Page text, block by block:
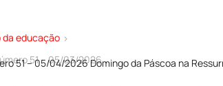
educação >
51 – 05/03/2026
51 – 05/04/2026 Domingo da Páscoa na